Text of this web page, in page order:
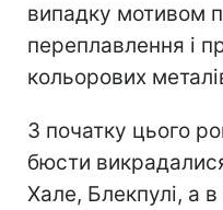
випадку мотивом
переплавлення і
кольорових
З початку цього
бюсти
Хале, Блекпулі, а в